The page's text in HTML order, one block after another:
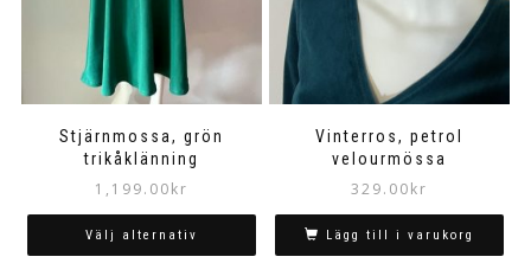
Stjärnmossa, grön
trikåklänning
1,199.00kr
Välj alternativ
Vinterros, petrol
velourmössa
329.00kr
Lägg till i varukorg